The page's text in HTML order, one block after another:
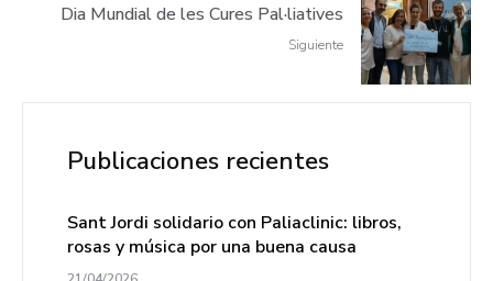
Dia Mundial de les Cures Pal·liatives
Siguiente
Publicaciones recientes
Sant Jordi solidario con Paliaclinic: libros,
rosas y música por una buena causa